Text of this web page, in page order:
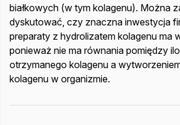
białkowych (w tym kolagenu). Można
dyskutować, czy znaczna inwestycja
preparaty z hydrolizatem kolagenu ma
ponieważ nie ma równania pomiędzy
otrzymanego kolagenu a
kolagenu w organizmie.